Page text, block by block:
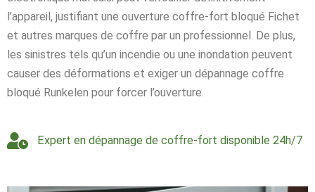
l’appareil, justifiant une ouverture coffre-fort bloqué Fichet
et autres marques de coffre par un professionnel. De plus,
les sinistres tels qu’un incendie ou une inondation peuvent
causer des déformations et exiger un dépannage coffre
bloqué Runkelen pour forcer l’ouverture.
Expert en dépannage de coffre-fort disponible 24h/7